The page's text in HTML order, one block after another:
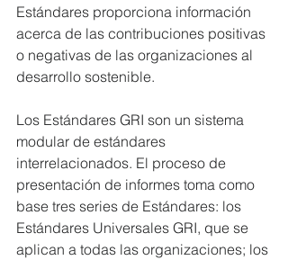
Estándares proporciona información
acerca de las contribuciones positivas
o negativas de las organizaciones al
desarrollo sostenible.
Los Estándares GRI son un sistema
modular de estándares
interrelacionados. El proceso de
presentación de informes toma como
base tres series de Estándares: los
Estándares Universales GRI, que se
aplican a todas las organizaciones; los